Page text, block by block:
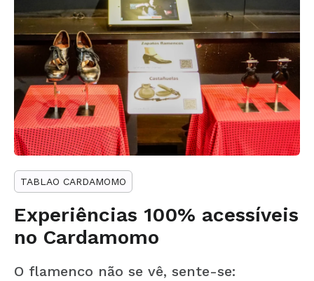
TABLAO CARDAMOMO
Experiências 100% acessíveis
no Cardamomo
O flamenco não se vê, sente-se: